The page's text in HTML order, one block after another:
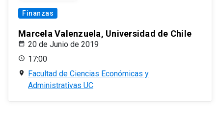
Finanzas
Marcela Valenzuela, Universidad de Chile
20 de Junio de 2019
17:00
Facultad de Ciencias Económicas y
Administrativas UC